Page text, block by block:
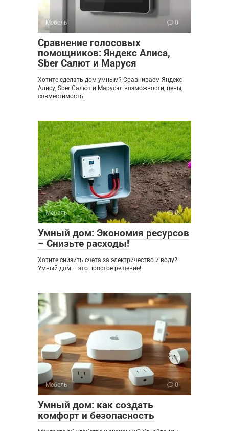
Мебель 0
Сравнение голосовых
помощников: Яндекс Алиса,
Sber Салют и Маруся
Хотите сделать дом умным? Сравниваем Яндекс
Алису, Sber Салют и Марусю: возможности, цены,
совместимость.
Мебель 0
Умный дом: Экономия ресурсов
– Снизьте расходы!
Хотите снизить счета за электричество и воду?
Умный дом – это простое решение!
Мебель 0
Умный дом: как создать
комфорт и безопасность